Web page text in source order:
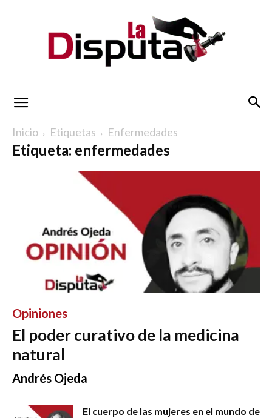
Inicio Etiquetas Enfermedades
Etiqueta: enfermedades
Opiniones
El poder curativo de la medicina
natural
Andrés Ojeda
El cuerpo de las mujeres en el mundo de